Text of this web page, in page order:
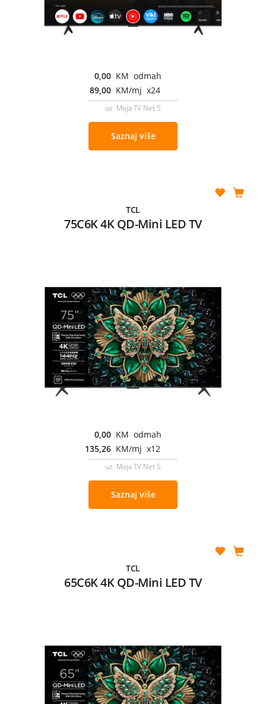
0,00 KM odmah
89,00 KM/mj x24
uz Moja TV Net S
Saznaj više
TCL
75C6K 4K QD-Mini LED TV
0,00 KM odmah
135,26 KM/mj x12
uz Moja TV Net S
Saznaj više
TCL
65C6K 4K QD-Mini LED TV